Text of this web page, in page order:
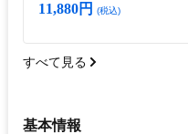
11,880円 (税込)
すべて見る
基本情報